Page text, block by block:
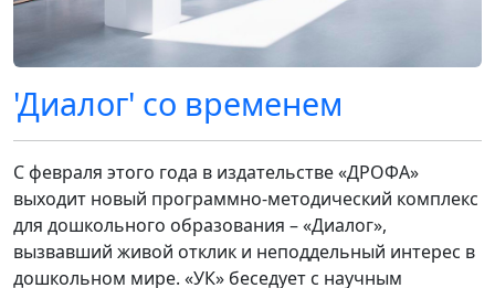
'Диалог' со временем
С февраля этого года в издательстве «ДРОФА»
выходит новый программно-методический комплекс
для дошкольного образования – «Диалог»,
вызвавший живой отклик и неподдельный интерес в
дошкольном мире. «УК» беседует с научным